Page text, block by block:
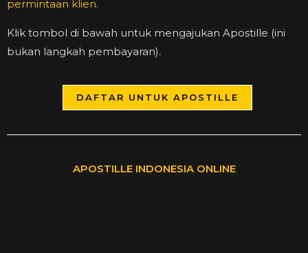
permintaan klien.
Klik tombol di bawah untuk mengajukan Apostille (ini
bukan langkah pembayaran).
DAFTAR UNTUK APOSTILLE
APOSTILLE INDONESIA ONLINE